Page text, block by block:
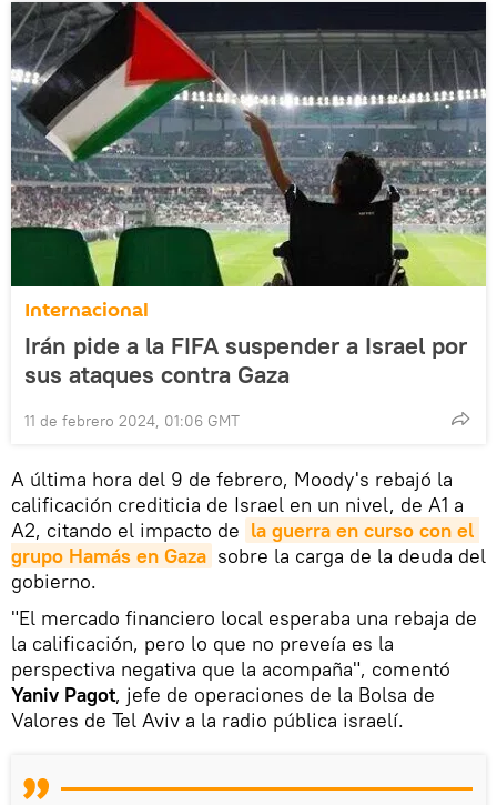
Internacional
Irán pide a la FIFA suspender a Israel por
sus ataques contra Gaza
11 de febrero 2024, 01:06 GMT
A última hora del 9 de febrero, Moody's rebajó la
calificación crediticia de Israel en un nivel, de A1 a
A2, citando el impacto de la guerra en curso con el
grupo Hamás en Gaza sobre la carga de la deuda del
gobierno.
"El mercado financiero local esperaba una rebaja de
la calificación, pero lo que no preveía es la
perspectiva negativa que la acompaña", comentó
Yaniv Pagot, jefe de operaciones de la Bolsa de
Valores de Tel Aviv a la radio pública israelí.